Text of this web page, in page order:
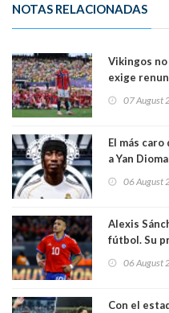
NOTAS RELACIONADAS
Vikingos
exige
07 August
El más
a Yan
06 August
Alexis
fútbol. Su
06 August
Con el